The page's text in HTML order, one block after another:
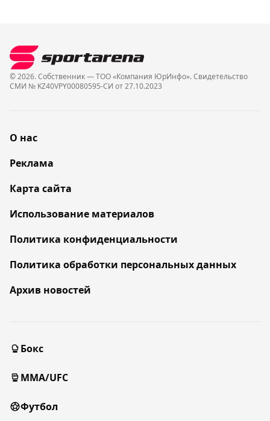
© 2026. Собственник — ТОО «Компания ЮрИнфо». Cвидетельство
СМИ № KZ40VPY00080595-СИ от 27.10.2023
О нас
Реклама
Карта сайта
Использование материалов
Политика конфиденциальности
Политика обработки персональных данных
Архив новостей
Бокс
MMA/UFC
Футбол